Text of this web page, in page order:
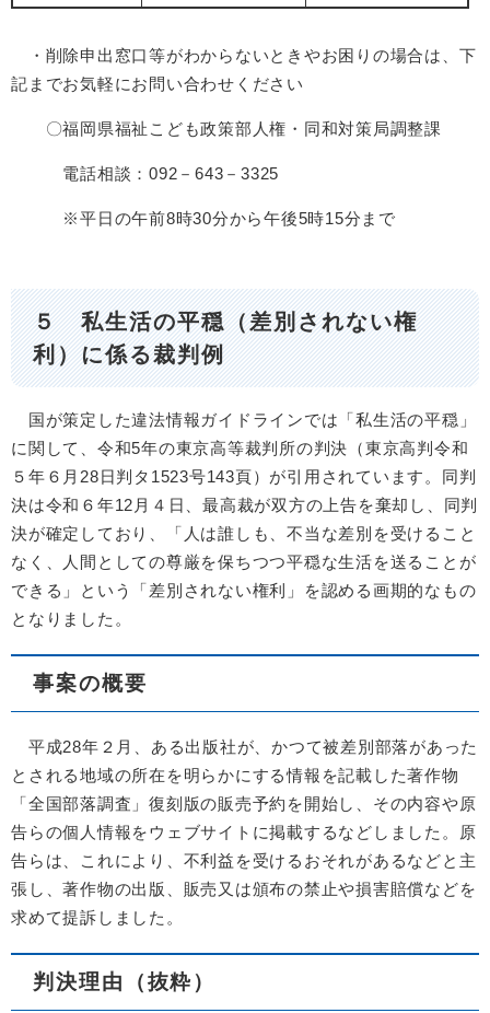
・削除申出窓口等がわからないときやお困りの場合は、下
記までお気軽にお問い合わせください
〇福岡県福祉こども政策部人権・同和対策局調整課
電話相談：092－643－3325
※平日の午前8時30分から午後5時15分まで
５ 私生活の平穏（差別されない権
利）に係る裁判例
国が策定した違法情報ガイドラインでは「私生活の平穏」
に関して、令和5年の東京高等裁判所の判決（東京高判令和
５年６月28日判タ1523号143頁）が引用されています。同判
決は令和６年12月４日、最高裁が双方の上告を棄却し、同判
決が確定しており、「人は誰しも、不当な差別を受けること
なく、人間としての尊厳を保ちつつ平穏な生活を送ることが
できる」という「差別されない権利」を認める画期的なもの
となりました。
事案の概要
平成28年２月、ある出版社が、かつて被差別部落があった
とされる地域の所在を明らかにする情報を記載した著作物
「全国部落調査」復刻版の販売予約を開始し、その内容や原
告らの個人情報をウェブサイトに掲載するなどしました。原
告らは、これにより、不利益を受けるおそれがあるなどと主
張し、著作物の出版、販売又は頒布の禁止や損害賠償などを
求めて提訴しました。
判決理由（抜粋）